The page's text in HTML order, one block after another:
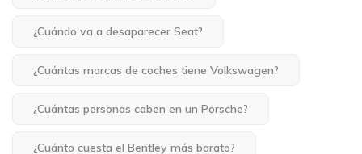
¿Cuándo va a desaparecer Seat?
¿Cuántas marcas de coches tiene Volkswagen?
¿Cuántas personas caben en un Porsche?
¿Cuánto cuesta el Bentley más barato?